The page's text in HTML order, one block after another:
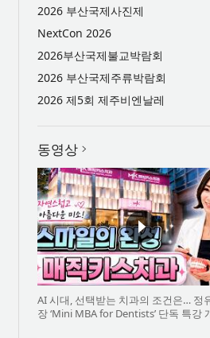
2026 부산국제사진제
NextCon 2026
2026부산국제불교박람회
2026 부산국제주류박람회
2026 제5회 제주비엔날레
동영상
AI 시대, 선택받는 치과의 조건은… 정
장 ‘Mini MBA for Dentists’ 단독 특강